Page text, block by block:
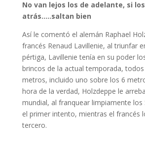
No van lejos los de adelante, si
atrás…..saltan bien
Así le comentó el alemán Raphael
francés Renaud Lavillenie, al triunfar
pértiga, Lavillenie tenía en su poder
brincos de la actual temporada,
metros, incluido uno sobre los 6
hora de la verdad, Holzdeppe le
mundial, al franquear limpiamente los
el primer intento, mientras el francés
tercero.